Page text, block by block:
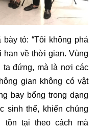
tỏ: “Tôi không phá
về thời gian. Vùng
ta đứng, mà là nơi các
gian không có vật
bay bổng trong dạng
sinh thể, khiến chúng
tồn tại theo cách mà